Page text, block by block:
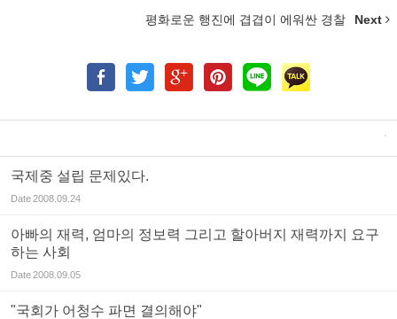
평화로운 행진에 겹겹이 에워싼 경찰 Next
국제중 설립 문제있다.
Date2008.09.24
아빠의 재력, 엄마의 정보력 그리고 할아버지 재력까지 요구
하는 사회
Date2008.09.05
"국회가 어청수 파면 결의해야"